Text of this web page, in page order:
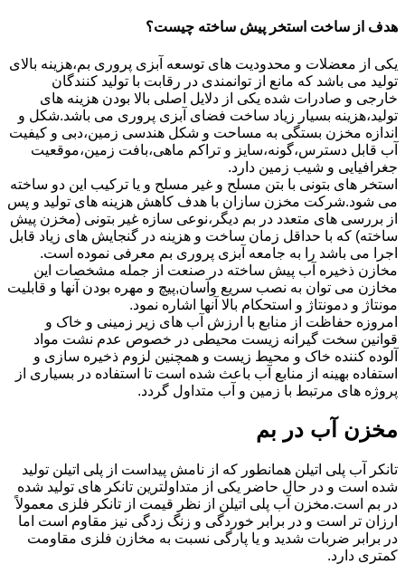
هدف از ساخت استخر پیش ساخته چیست؟
یکی از معضلات و محدودیت های توسعه آبزی پروری بم،هزینه بالای
تولید می باشد که مانع از توانمندی در رقابت با تولید کنندگان
خارجی و صادرات شده یکی از دلایل اصلی بالا بودن هزینه های
تولید،هزینه بسیار زیاد ساخت فضای آبزی پروری می باشد.شکل و
اندازه مخزن بستگی به مساحت و شکل هندسی زمین،دبی و کیفیت
آب قابل دسترس،گونه،سایز و تراکم ماهی،بافت زمین،موقعیت
جغرافیایی و شیب زمین دارد.
استخر های بتونی با بتن مسلح و غیر مسلح و یا ترکیب این دو ساخته
می شود.شرکت مخزن سازان با هدف کاهش هزینه های تولید و پس
از بررسی های متعدد در بم دیگر،نوعی سازه غیر بتونی (مخزن پیش
ساخته) که با حداقل زمان ساخت و هزینه در گنجایش های زیاد قابل
اجرا می باشد را به جامعه آبزی پروری بم معرفی نموده است.
مخازن ذخیره آب پیش ساخته در صنعت از جمله مشخصات این
مخازن می توان به نصب سریع وآسان,پیچ و مهره بودن آنها و قابلیت
مونتاژ و دمونتاژ و استحکام بالا آنها اشاره نمود.
امروزه حفاظت از منابع با ارزش آب های زیر زمینی و خاک و
قوانین سخت گیرانه زیست محیطی در خصوص عدم نشت مواد
آلوده کننده خاک و محیط زیست و همچنین لزوم ذخیره سازی و
استفاده بهینه از منابع آب باعث شده است تا استفاده در بسیاری از
پروژه های مرتبط با زمین و آب متداول گردد.
مخزن آب در بم
تانکر آب پلی اتیلن همانطور که از نامش پیداست از پلی اتیلن تولید
شده است و در حال حاضر یکی از متداولترین تانکر های تولید شده
در بم است.مخزن آب پلی اتیلن از نظر قیمت از تانکر فلزی معمولاً
ارزان تر است و در برابر خوردگی و زنگ زدگی نیز مقاوم است اما
در برابر ضربات شدید و یا پارگی نسبت به مخازن فلزی مقاومت
کمتری دارد.